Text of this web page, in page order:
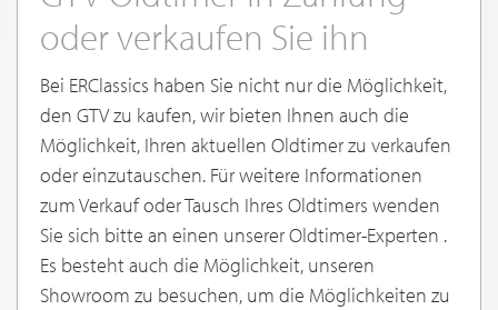
oder verkaufen Sie ihn
Bei ERClassics haben Sie nicht nur die Möglichkeit,
den GTV zu kaufen, wir bieten Ihnen auch die
Möglichkeit, Ihren aktuellen Oldtimer zu verkaufen
oder einzutauschen. Für weitere Informationen
zum Verkauf oder Tausch Ihres Oldtimers wenden
Sie sich bitte an einen unserer Oldtimer-Experten .
Es besteht auch die Möglichkeit, unseren
Showroom zu besuchen, um die Möglichkeiten zu